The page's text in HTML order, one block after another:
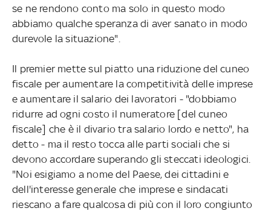
se ne rendono conto ma solo in questo modo
abbiamo qualche speranza di aver sanato in modo
durevole la situazione".
Il premier mette sul piatto una riduzione del cuneo
fiscale per aumentare la competitività delle imprese
e aumentare il salario dei lavoratori - "dobbiamo
ridurre ad ogni costo il numeratore [del cuneo
fiscale] che è il divario tra salario lordo e netto", ha
detto - ma il resto tocca alle parti sociali che si
devono accordare superando gli steccati ideologici.
"Noi esigiamo a nome del Paese, dei cittadini e
dell'interesse generale che imprese e sindacati
riescano a fare qualcosa di più con il loro congiunto